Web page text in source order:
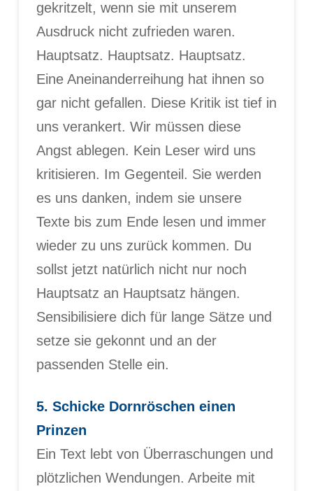
gekritzelt, wenn sie mit unserem
Ausdruck nicht zufrieden waren.
Hauptsatz. Hauptsatz. Hauptsatz.
Eine Aneinanderreihung hat ihnen so
gar nicht gefallen. Diese Kritik ist tief in
uns verankert. Wir müssen diese
Angst ablegen. Kein Leser wird uns
kritisieren. Im Gegenteil. Sie werden
es uns danken, indem sie unsere
Texte bis zum Ende lesen und immer
wieder zu uns zurück kommen. Du
sollst jetzt natürlich nicht nur noch
Hauptsatz an Hauptsatz hängen.
Sensibilisiere dich für lange Sätze und
setze sie gekonnt und an der
passenden Stelle ein.
5. Schicke Dornröschen einen
Prinzen
Ein Text lebt von Überraschungen und
plötzlichen Wendungen. Arbeite mit